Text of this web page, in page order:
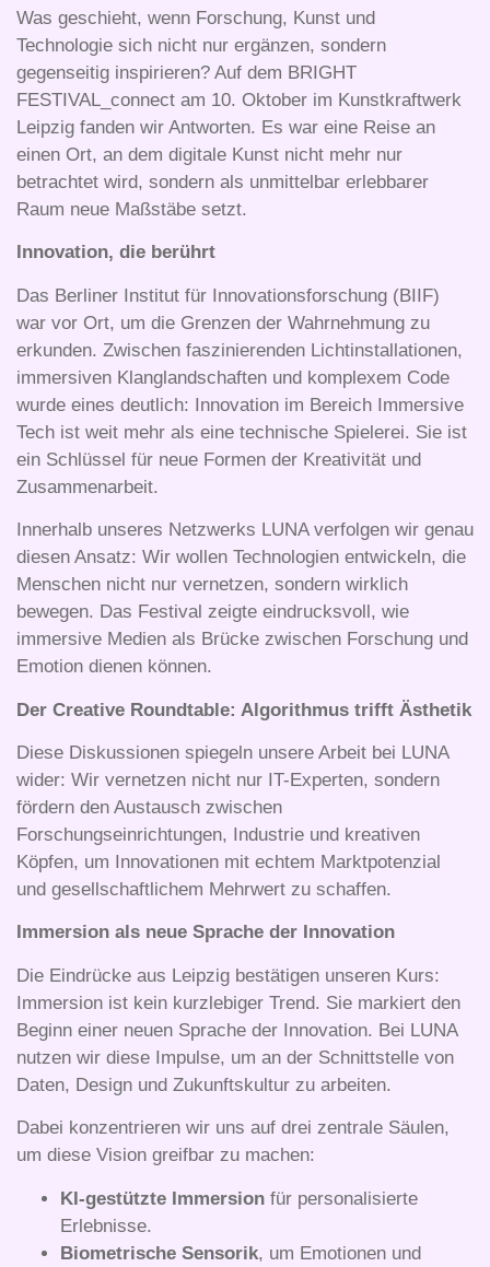
Was geschieht, wenn Forschung, Kunst und
Technologie sich nicht nur ergänzen, sondern
gegenseitig inspirieren? Auf dem BRIGHT
FESTIVAL_connect am 10. Oktober im Kunstkraftwerk
Leipzig fanden wir Antworten. Es war eine Reise an
einen Ort, an dem digitale Kunst nicht mehr nur
betrachtet wird, sondern als unmittelbar erlebbarer
Raum neue Maßstäbe setzt.
Innovation, die berührt
Das Berliner Institut für Innovationsforschung (BIIF)
war vor Ort, um die Grenzen der Wahrnehmung zu
erkunden. Zwischen faszinierenden Lichtinstallationen,
immersiven Klanglandschaften und komplexem Code
wurde eines deutlich: Innovation im Bereich Immersive
Tech ist weit mehr als eine technische Spielerei. Sie ist
ein Schlüssel für neue Formen der Kreativität und
Zusammenarbeit.
Innerhalb unseres Netzwerks LUNA verfolgen wir genau
diesen Ansatz: Wir wollen Technologien entwickeln, die
Menschen nicht nur vernetzen, sondern wirklich
bewegen. Das Festival zeigte eindrucksvoll, wie
immersive Medien als Brücke zwischen Forschung und
Emotion dienen können.
Der Creative Roundtable: Algorithmus trifft Ästhetik
Diese Diskussionen spiegeln unsere Arbeit bei LUNA
wider: Wir vernetzen nicht nur IT-Experten, sondern
fördern den Austausch zwischen
Forschungseinrichtungen, Industrie und kreativen
Köpfen, um Innovationen mit echtem Marktpotenzial
und gesellschaftlichem Mehrwert zu schaffen.
Immersion als neue Sprache der Innovation
Die Eindrücke aus Leipzig bestätigen unseren Kurs:
Immersion ist kein kurzlebiger Trend. Sie markiert den
Beginn einer neuen Sprache der Innovation. Bei LUNA
nutzen wir diese Impulse, um an der Schnittstelle von
Daten, Design und Zukunftskultur zu arbeiten.
Dabei konzentrieren wir uns auf drei zentrale Säulen,
um diese Vision greifbar zu machen:
KI-gestützte Immersion für personalisierte
Erlebnisse.
Biometrische Sensorik, um Emotionen und